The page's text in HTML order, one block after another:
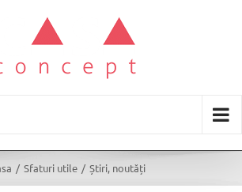
/ Sfaturi utile / Știri, noutăți